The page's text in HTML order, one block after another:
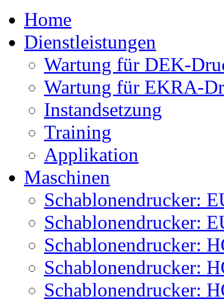
Home
Dienstleistungen
Wartung für DEK-
Wartung für EKRA-
Instandsetzung
Training
Applikation
Maschinen
Schablonendrucker:
Schablonendrucker:
Schablonendrucker:
Schablonendrucker:
Schablonendrucker: